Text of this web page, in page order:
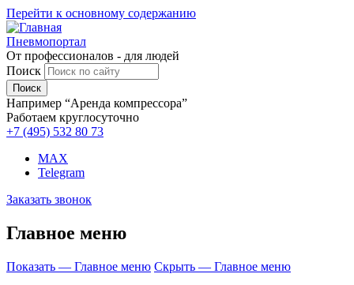
Перейти к основному содержанию
Пневмопортал
От профессионалов - для людей
Поиск
Например “Аренда компрессора”
Работаем круглосуточно
+7 (495) 532 80 73
MAX
Telegram
Заказать звонок
Главное меню
Показать — Главное меню Скрыть — Главное меню